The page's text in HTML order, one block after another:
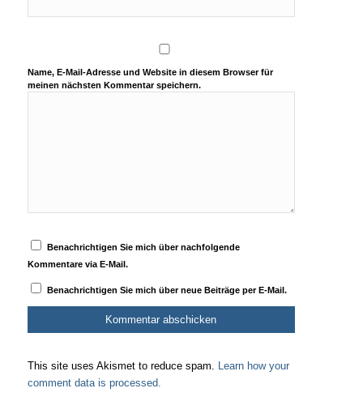
Name, E-Mail-Adresse und Website in diesem Browser für
meinen nächsten Kommentar speichern.
Benachrichtigen Sie mich über nachfolgende
Kommentare via E-Mail.
Benachrichtigen Sie mich über neue Beiträge per E-Mail.
This site uses Akismet to reduce spam. Learn how your
comment data is processed.